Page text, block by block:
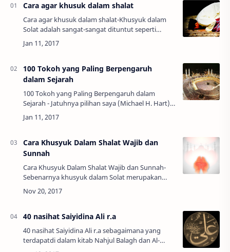
Cara agar khusuk dalam shalat
Cara agar khusuk dalam shalat-Khusyuk dalam
Solat adalah sangat-sangat dituntut seperti
Firman Allah s.w.t “Sesungguhnya beruntunglah
orang-orang yang beriman yaitu orang-orang
100 Tokoh yang Paling Berpengaruh
dalam Sejarah
100 Tokoh yang Paling Berpengaruh dalam
Sejarah - Jatuhnya pilihan saya (Michael H. Hart)
kepada Nabi Muhammad dalam urutan pertama
daftar Seratus Tokoh yang berpengaruh di dunia
Cara Khusyuk Dalam Shalat Wajib dan
Sunnah
Cara Khusyuk Dalam Shalat Wajib dan Sunnah-
Sebenarnya khusyuk dalam Solat merupakan
perkara yang sangat dituntut, seperti Firman
Allah s.w.t yang berarti : "Telah beruntunglah
40 nasihat Saiyidina Ali r.a
40 nasihat Saiyidina Ali r.a sebagaimana yang
terdapatdi dalam kitab Nahjul Balagh dan Al-
Bayan Wattabyiin r.a. Pendapat seorang tua